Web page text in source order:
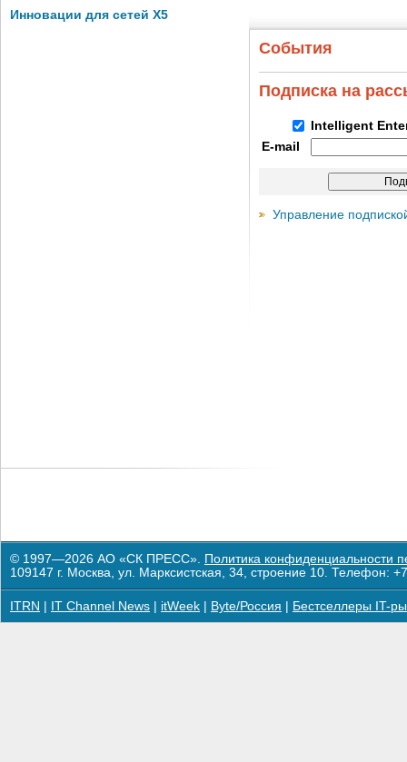
Инновации для сетей X5
События
Подписка на
Intelligent
E-mail
Управление
© 1997—2026 АО «СК ПРЕСС». Политика конфиденциальности
109147 г. Москва, ул. Марксистская, 34, строение 10. Телефон:
ITRN IT Channel News itWeek Byte/Россия Бестселлеры IT-